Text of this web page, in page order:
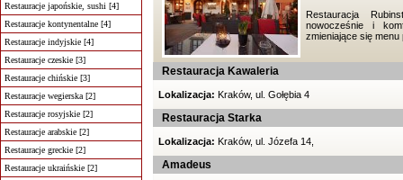
Restauracje japońskie, sushi [4]
Restauracje kontynentalne [4]
Restauracje indyjskie [4]
Restauracje czeskie [3]
Restauracje chińskie [3]
Restauracje wegierska [2]
Restauracje rosyjskie [2]
Restauracje arabskie [2]
Restauracje greckie [2]
Restauracje ukraińskie [2]
Restauracja
nowocześnie i
zmieniające się
Restauracja Kawaleria
Lokalizacja: Kraków, ul. Gołębia 4
Restauracja Starka
Lokalizacja: Kraków, ul. Józefa 14,
Amadeus